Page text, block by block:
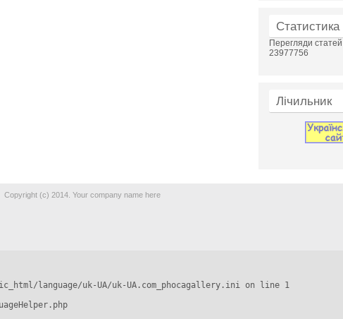
Статистика
Перегляди статей
23977756
Лічильник
Copyright (c) 2014. Your company name here
language/uk-UA/uk-UA.com_phocagallery.ini on line 1